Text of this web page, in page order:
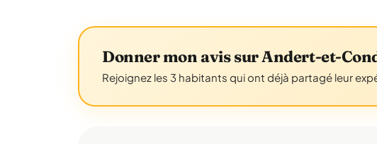
Donner mon avis sur Andert-et-
Rejoignez les 3 habitants qui ont déjà partagé leur